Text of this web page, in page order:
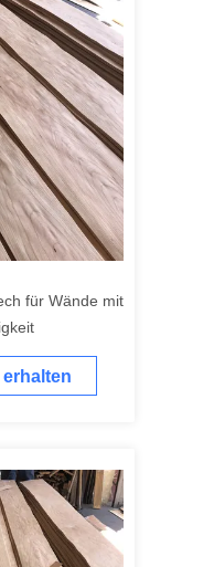
für Wände mit
erhalten